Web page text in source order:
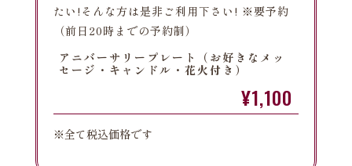
たい!そんな方は是非ご利用下さい! ※要予約
（前日20時までの予約制）
アニバーサリープレート（お好きなメッ
セージ・キャンドル・花火付き）
¥1,100
※全て税込価格です